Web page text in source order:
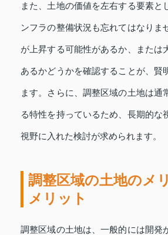
また、土地の価値を左右する要素と
ンフラの整備状況も忘れてはなりま
が上昇する可能性があるか、または
あるかどうかを確認することが、賢
ます。さらに、調整区域の土地は通
る特性を持っているため、長期的な
視野に入れた検討が求められます。
調整区域の土地のメ
メリット
調整区域の土地は、一般的には開発